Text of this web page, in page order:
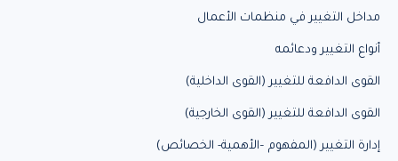
مداخل التغيير في منظمات الأعمال
أنواع التغيير ودعائمه
القوى الدافعة للتغيير (القوى الداخلية)
القوى الدافعة للتغيير (القوى الخارجية)
إدارة التغيير (المفهوم –الأهمية- الخصائص)